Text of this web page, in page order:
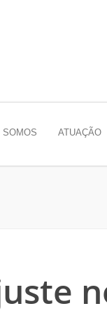
SOMOS ATUAÇÃO